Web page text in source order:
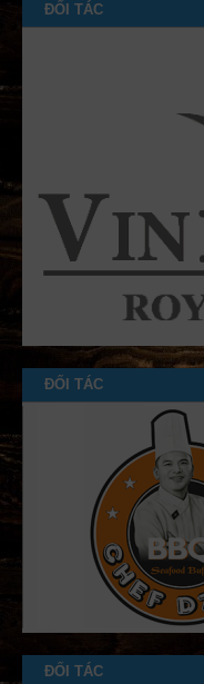
ĐỐI TÁC
ĐỐI TÁC
ĐỐI TÁC